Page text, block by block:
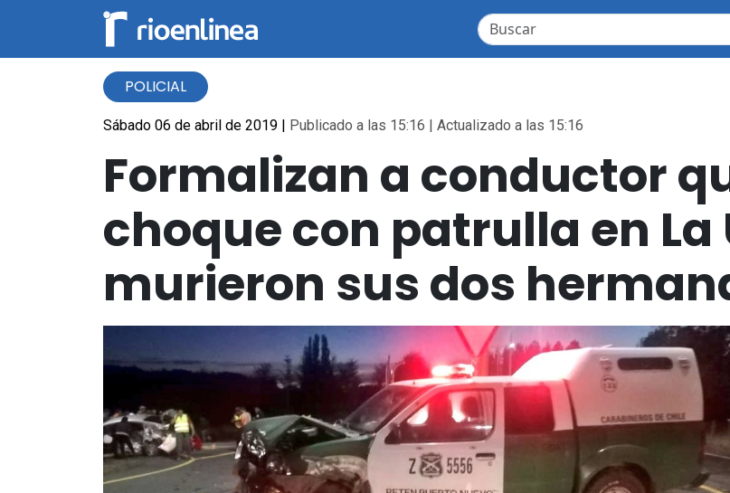
POLICIAL
Sábado 06 de abril de 2019 | Publicado a las 15:16 | Actualizado a las 15:16
Formalizan a conductor
choque con patrulla en La
murieron sus dos